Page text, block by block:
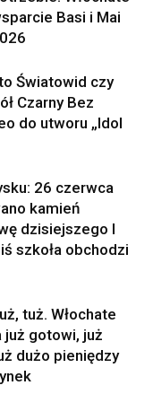
Basi i Mai
Światowid czy
Czarny Bez
do utworu „Idol
26 czerwca
kamień
dzisiejszego I
szkoła obchodzi
tuż. Włochate
już gotowi, już
dużo pieniędzy